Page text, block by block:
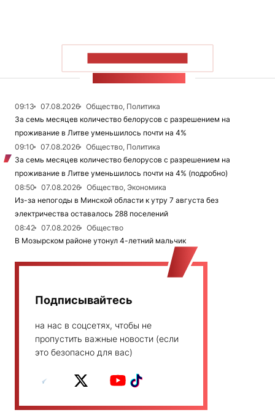
09:13 07.08.2026
Общество, Политика
За семь месяцев количество белорусов с разрешением на
проживание в Литве уменьшилось почти на 4%
09:10
07.08.2026
Общество, Политика
За семь месяцев количество белорусов с разрешением на
проживание в Литве уменьшилось почти на 4% (подробно)
08:50
07.08.2026
Общество, Экономика
Из-за непогоды в Минской области к утру 7 августа без
электричества оставалось 288 поселений
08:42
07.08.2026
Общество
В Мозырском районе утонул 4-летний мальчик
Подписывайтесь
на нас в соцсетях, чтобы не
пропустить важные новости (если
это безопасно для вас)